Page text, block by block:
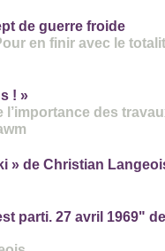
de guerre froide
en finir avec le
! »
des
» de Christian
parti. 27 avril 1969"